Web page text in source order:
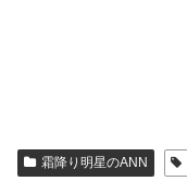
霜降り明星のANN